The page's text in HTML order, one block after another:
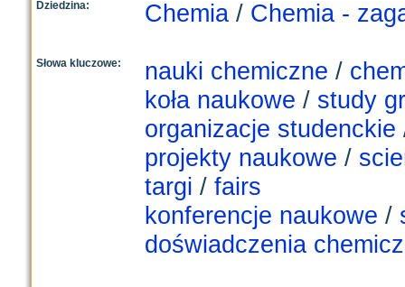
Dziedzina: Chemia/ Chemia -
Słowa kluczowe: nauki chemiczne /
koła naukowe / study
organizacje studenckie
projekty naukowe /
targi / fairs
konferencje naukowe /
doświadczenia